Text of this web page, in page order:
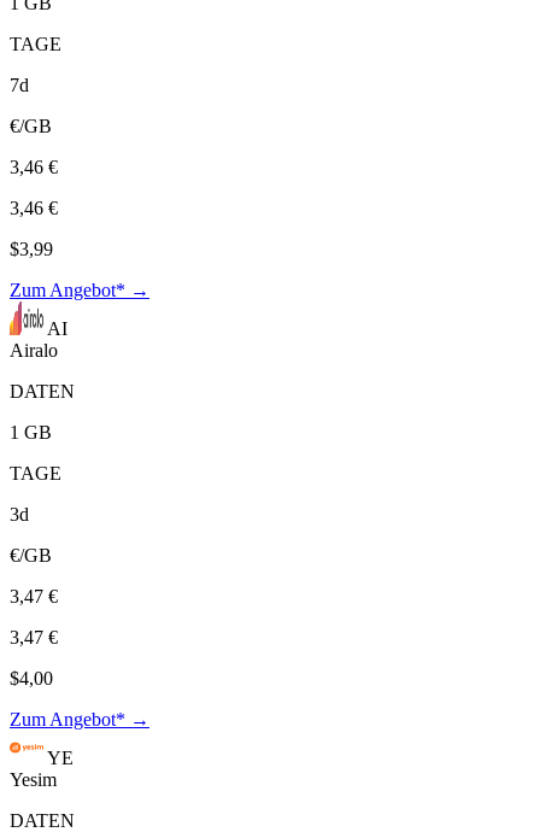
TAGE
7d
€/GB
3,46 €
3,46 €
$3,99
Zum Angebot* →
AI
Airalo
DATEN
1 GB
TAGE
3d
€/GB
3,47 €
3,47 €
$4,00
Zum Angebot* →
YE
Yesim
DATEN